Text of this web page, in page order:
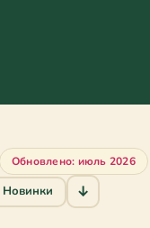
Обновлено: июль 2026
Новинки ↓